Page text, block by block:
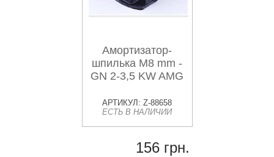
Амортизатор-
шпилька М8 mm -
GN 2-3,5 KW AMG
АРТИКУЛ: Z-88658
ЕСТЬ В НАЛИЧИИ
156 грн.